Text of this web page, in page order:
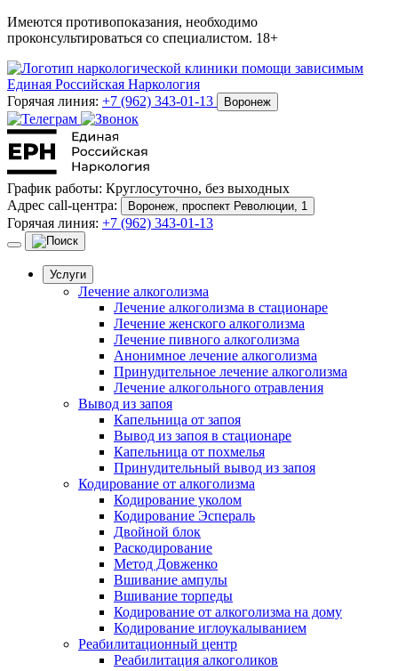
Имеются противопоказания, необходимо
проконсультироваться со специалистом. 18+
Горячая линия: +7 (962) 343-01-13 Воронеж
График работы: Круглосуточно, без выходных
Адрес call-центра:
Воронеж, проспект Революции, 1
Горячая линия: +7 (962) 343-01-13
Услуги
Лечение алкоголизма
Лечение алкоголизма в стационаре
Лечение женского алкоголизма
Лечение пивного алкоголизма
Анонимное лечение алкоголизма
Принудительное лечение алкоголизма
Лечение алкогольного отравления
Вывод из запоя
Капельница от запоя
Вывод из запоя в стационаре
Капельница от похмелья
Принудительный вывод из запоя
Кодирование от алкоголизма
Кодирование уколом
Кодирование Эспераль
Двойной блок
Раскодирование
Метод Довженко
Вшивание ампулы
Вшивание торпеды
Кодирование от алкоголизма на дому
Кодирование иглоукалыванием
Реабилитационный центр
Реабилитация алкоголиков